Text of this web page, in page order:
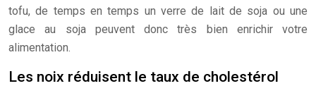
tofu, de temps en temps un verre de lait de soja ou une
glace au soja peuvent donc très bien enrichir votre
alimentation.
Les noix réduisent le taux de cholestérol